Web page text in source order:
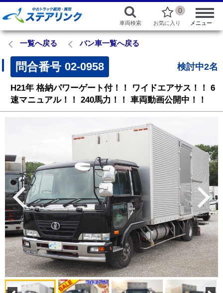
車両検索
0
お気に入り メニュー
一覧へ戻る バン車一覧へ戻る
問合番号 02-0958 検討中2名
H21年 格納パワーゲート付！！ ワイドエアサス！！
6
速マニュアル！！
240馬力！！ 車両動画公開中！！